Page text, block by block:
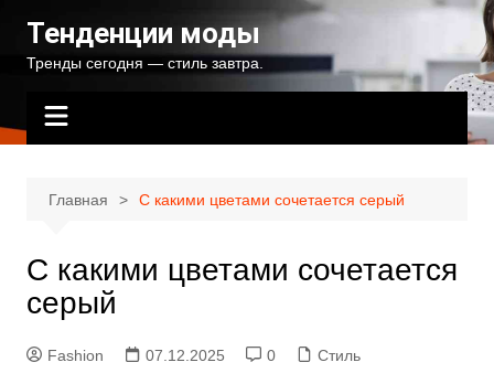
содержимому
Тенденции моды
Тренды сегодня — стиль завтра.
Главная С какими цветами сочетается серый
С какими цветами сочетается
серый
Fashion 07.12.2025 0 Стиль